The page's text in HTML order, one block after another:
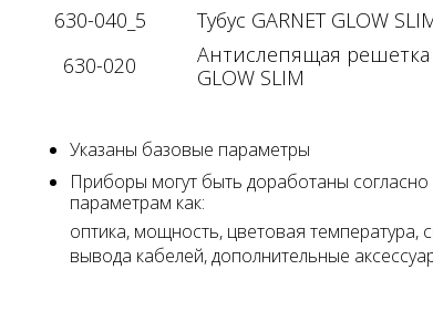
630-040_5
Тубус GARNET GLOW
630-020
Антислепящая решетка
GLOW SLIM
Указаны базовые параметры
Приборы могут быть доработаны
параметрам как:
оптика, мощность, цветовая температура,
вывода кабелей, дополнительные